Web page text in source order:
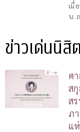
เมื่
น.
ข่าวเด่นนิ
ศ
ส
ส
ภ
แ